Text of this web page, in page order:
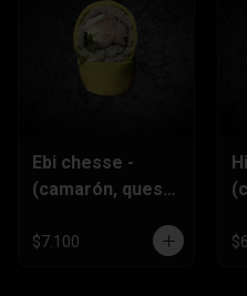
Ebi chesse -
(camarón, queso
ciboulette)
$7.100